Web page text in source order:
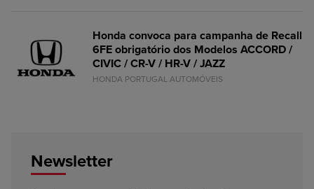
Honda convoca para campanha de Recall
6FE obrigatório dos Modelos ACCORD /
CIVIC / CR-V / HR-V / JAZZ
HONDA PORTUGAL AUTOMÓVEIS
Newsletter